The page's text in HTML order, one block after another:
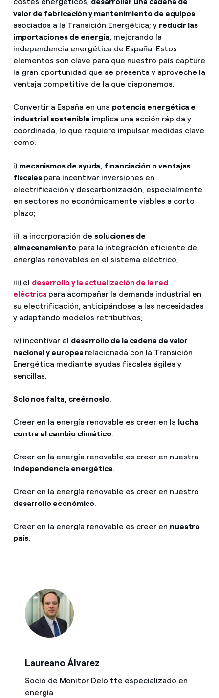
valor de fabricación y mantenimiento de equipos
asociados a la Transición Energética; y reducir las
importaciones de energía, mejorando la
independencia energética de España. Estos
elementos son clave para que nuestro país capture
la gran oportunidad que se presenta y aproveche la
ventaja competitiva de la que disponemos.
Convertir a España en una potencia energética e
industrial sostenible implica una acción rápida y
coordinada, lo que requiere impulsar medidas clave
como:
i) mecanismos de ayuda, financiación o ventajas
fiscales para incentivar inversiones en
electrificación y descarbonización, especialmente
en sectores no económicamente viables a corto
plazo;
ii) la incorporación de soluciones de
almacenamientopara la integración eficiente de
energías renovables en el sistema eléctrico;
iii) el desarrollo y la actualización de la red
eléctrica para acompañar la demanda industrial en
su electrificación, anticipándose a las necesidades
y adaptando modelos retributivos;
iv) incentivar el desarrollo de la cadena de valor
nacional y europea relacionada con la Transición
Energética mediante ayudas fiscales ágiles y
sencillas.
Solo nos falta, creérnoslo.
Creer en la energía renovable es creer en la lucha
contra el cambio climático.
Creer en la energía renovable es creer en nuestra
independencia energética.
Creer en la energía renovable es creer en nuestro
desarrollo económico.
Creer en la energía renovable es creer en nuestro
país.
Laureano Álvarez
Socio de Monitor Deloitte especializado en
energía